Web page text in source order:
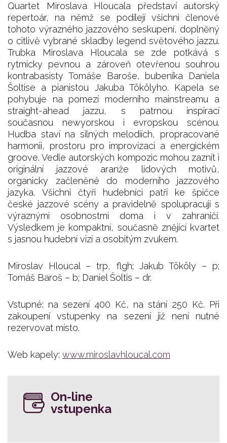
Quartet Miroslava Hloucala představí autorský
repertoár, na němž se podílejí všichni členové
tohoto výrazného jazzového seskupení, doplněný
o citlivě vybrané skladby legend světového jazzu.
Trubka Miroslava Hloucala se zde potkává s
rytmicky pevnou a zároveň otevřenou souhrou
kontrabasisty Tomáše Baroše, bubeníka Daniela
Šoltise a pianistou Jakuba Tökölyho. Kapela se
pohybuje na pomezí moderního mainstreamu a
straight-ahead jazzu, s patrnou inspirací
současnou newyorskou i evropskou scénou.
Hudba staví na silných melodiích, propracované
harmonii, prostoru pro improvizaci a energickém
groove. Vedle autorských kompozic mohou zaznít i
originální jazzové aranže lidových motivů,
organicky začleněné do moderního jazzového
jazyka. Všichni čtyři hudebníci patří ke špičce
české jazzové scény a pravidelně spolupracují s
výraznými osobnostmi doma i v zahraničí.
Výsledkem je kompaktní, současně znějící kvartet
s jasnou hudební vizí a osobitým zvukem.
Miroslav Hloucal – trp, flgh; Jakub Tököly – p;
Tomáš Baroš – b; Daniel Šoltis – dr.
Vstupné: na sezení 400 Kč, na stání 250 Kč. Při
zakoupení vstupenky na sezení již není nutné
rezervovat místo.
Web kapely: www.miroslavhloucal.com
On-line
vstupenka